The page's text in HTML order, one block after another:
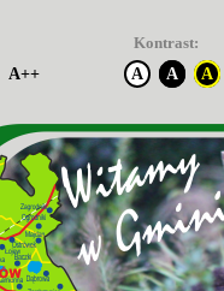
A++
Kontrast:
A
A A